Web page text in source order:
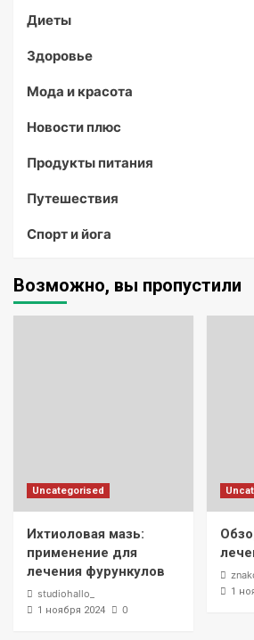
Диеты
Здоровье
Мода и красота
Новости плюс
Продукты питания
Путешествия
Спорт и йога
Возможно, вы пропустили
Uncategorised
Ихтиоловая мазь:
применение для
лечения фурункулов
studiohallo_
1 ноября 2024 0
1